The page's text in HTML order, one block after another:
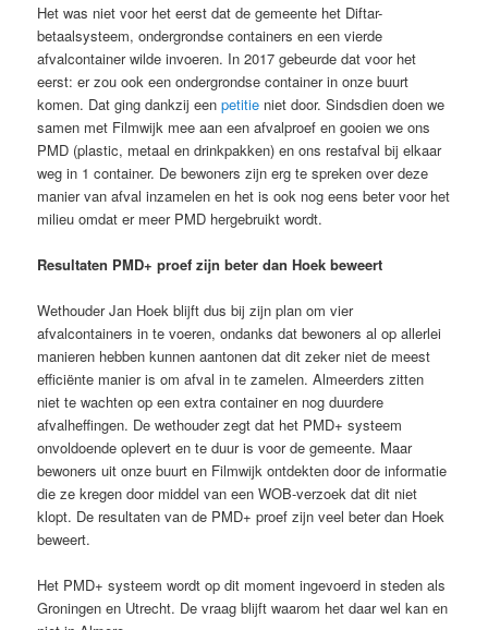
Het was niet voor het eerst dat de gemeente het Diftar-
betaalsysteem, ondergrondse containers en een vierde
afvalcontainer wilde invoeren. In 2017 gebeurde dat voor het
eerst: er zou ook een ondergrondse container in onze buurt
komen. Dat ging dankzij eenpetitie niet door. Sindsdien doen we
samen met Filmwijk mee aan een afvalproef en gooien we ons
PMD (plastic, metaal en drinkpakken) en ons restafval bij elkaar
weg in 1 container. De bewoners zijn erg te spreken over deze
manier van afval inzamelen en het is ook nog eens beter voor het
milieu omdat er meer PMD hergebruikt wordt.
Resultaten PMD+ proef zijn beter dan Hoek beweert
Wethouder Jan Hoek blijft dus bij zijn plan om vier
afvalcontainers in te voeren, ondanks dat bewoners al op allerlei
manieren hebben kunnen aantonen dat dit zeker niet de meest
efficiënte manier is om afval in te zamelen. Almeerders zitten
niet te wachten op een extra container en nog duurdere
afvalheffingen. De wethouder zegt dat het PMD+ systeem
onvoldoende oplevert en te duur is voor de gemeente. Maar
bewoners uit onze buurt en Filmwijk ontdekten door de informatie
die ze kregen door middel van een WOB-verzoek dat dit niet
klopt. De resultaten van de PMD+ proef zijn veel beter dan Hoek
beweert.
Het PMD+ systeem wordt op dit moment ingevoerd in steden als
Groningen en Utrecht. De vraag blijft waarom het daar wel kan en